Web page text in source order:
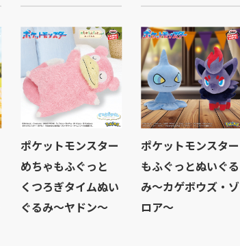
ポケットモンスター
めちゃもふぐっと
くつろぎタイムぬい
ぐるみ～ヤドン～
ポケットモンスター
もふぐっとぬいぐる
み～カゲボウズ・ゾ
ロア～